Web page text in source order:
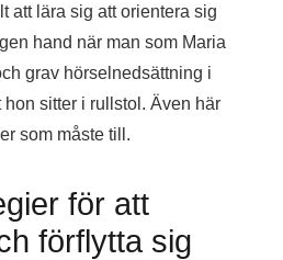
att lära sig att orientera sig
hand när man som Maria
grav hörselnedsättning i
hon sitter i rullstol. Även här
som måste till.
för att
förflytta sig